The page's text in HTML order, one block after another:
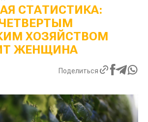
СТАТИСТИКА:
ХОЗЯЙСТВОМ
ЖЕНЩИНА
Поделиться